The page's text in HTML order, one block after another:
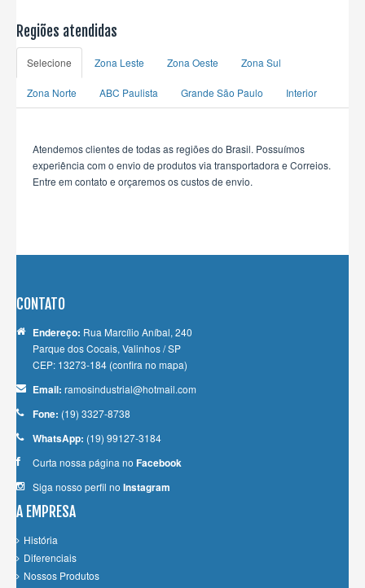
Regiões atendidas
Selecione Zona Leste Zona Oeste Zona Sul
Zona Norte ABC Paulista Grande São Paulo Interior
Atendemos clientes de todas as regiões do Brasil. Possuímos
experiência com o envio de produtos via transportadora e Correios.
Entre em contato e orçaremos os custos de envio.
CONTATO
Endereço: Rua Marcílio Aníbal, 240
Parque dos Cocais, Valinhos / SP
CEP: 13273-184 (confira no mapa)
Email: ramosindustrial@hotmail.com
Fone: (19) 3327-8738
WhatsApp: (19) 99127-3184
Curta nossa página no Facebook
Siga nosso perfil no Instagram
A EMPRESA
História
Diferenciais
Nossos Produtos